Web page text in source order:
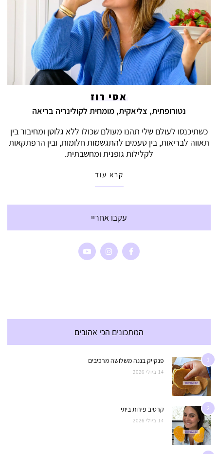
אסי רוז
נטורופתית, צליאקית, מומחית לקולינריה בריאה
כשתיכנסו לעולם שלי תהנו מעולם שכולו ללא גלוטן ומחיבור בין
תאווה לבריאות, בין טעמים להתגשמות חלומות, ובין הרפתקאות
לקלילות גופנית ומחשבתית.
קרא עוד
עקבו אחריי
המתכונים הכי אהובים
1 פנקייק בננה משלושה מרכיבים
14 ביולי 2026
2 קרטיב פירות ביתי
14 ביולי 2026